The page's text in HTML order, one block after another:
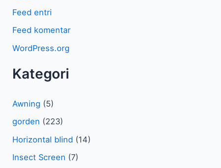
Feed entri
Feed komentar
WordPress.org
Kategori
Awning (5)
gorden (223)
Horizontal blind (14)
Insect Screen (7)